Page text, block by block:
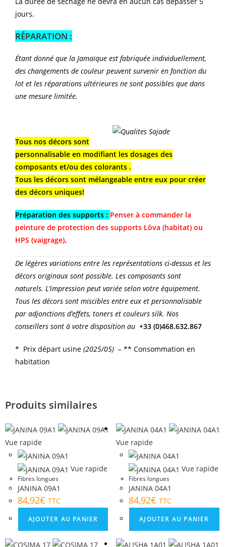
jours.
RÉPARATION :
Étant donné que la Jamaïque est fabriquée individuellement,
des changements de couleur peuvent survenir en fonction du
lot et les réparations ultérieures ne sont possibles que dans
une mesure limitée.
Tous nos décors sont
personnalisable en modifiant les dosages des
composants et/ou des colorants .
Tous les décors sont mélangeable entre eux pour créer
des décors uniques!
Préparation des supports : Penser à commander la
peinture de protection des supports Löva (habitat) ou
HPS (vaigrage).
De légères variations entre les représentations ci-dessus et les
décors originaux sont possible. Les composants sont
naturels. L’impression peut variée selon votre équipement.
Tous les décors sont miscibles entre eux et personnalisable
par adjonctions d’effets, toners et couleurs silk. Nos
conseillers sont à votre disposition au +33 (0)468.632.867
* Prix départ usine (2025/05) – ** Consommation en
habitation
Produits similaires
Vue rapide
Vue rapide
Fibres longues
JANINA 09A1
84,92€ TTC
AJOUTER AU PANIER
Vue rapide
Vue rapide
Fibres longues
JANINA 04A1
84,92€ TTC
AJOUTER AU PANIER